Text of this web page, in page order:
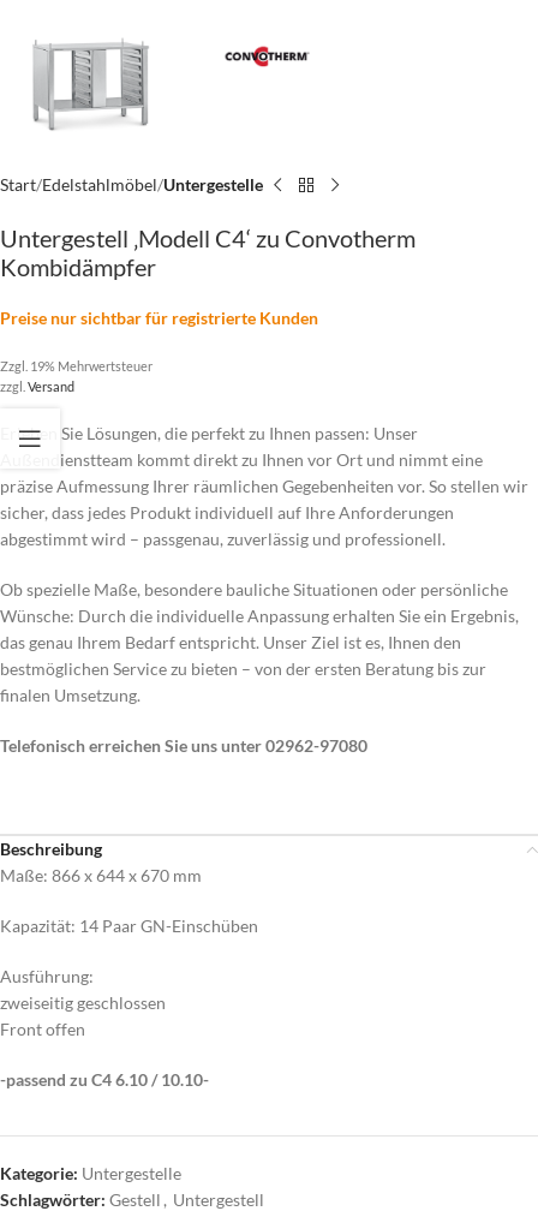
Start Edelstahlmöbel Untergestelle
Untergestell ‚Modell C4‘ zu Convotherm
Kombidämpfer
Preise nur sichtbar für registrierte Kunden
Zzgl. 19% Mehrwertsteuer
zzgl. Versand
Erleben Sie Lösungen, die perfekt zu Ihnen passen: Unser
Außendienstteam kommt direkt zu Ihnen vor Ort und nimmt eine
präzise Aufmessung Ihrer räumlichen Gegebenheiten vor. So stellen wir
sicher, dass jedes Produkt individuell auf Ihre Anforderungen
abgestimmt wird – passgenau, zuverlässig und professionell.
Ob spezielle Maße, besondere bauliche Situationen oder persönliche
Wünsche: Durch die individuelle Anpassung erhalten Sie ein Ergebnis,
das genau Ihrem Bedarf entspricht. Unser Ziel ist es, Ihnen den
bestmöglichen Service zu bieten – von der ersten Beratung bis zur
finalen Umsetzung.
Telefonisch erreichen Sie uns unter 02962-97080
Beschreibung
Maße: 866 x 644 x 670 mm
Kapazität: 14 Paar GN-Einschüben
Ausführung:
zweiseitig geschlossen
Front offen
-passend zu C4 6.10 / 10.10-
Kategorie: Untergestelle
Schlagwörter: Gestell , Untergestell